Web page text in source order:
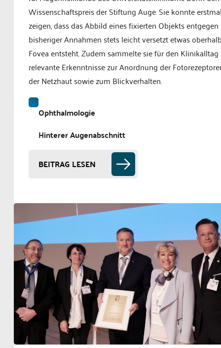
Wissenschaftspreis der Stiftung Auge. Sie konnte
zeigen, dass das Abbild eines fixierten Objekts entgegen
bisheriger Annahmen stets leicht versetzt etwas
Fovea entsteht. Zudem sammelte sie für den Klinikalltag
relevante Erkenntnisse zur Anordnung der
der Netzhaut sowie zum Blickverhalten.
Ophthalmologie
Hinterer Augenabschnitt
BEITRAG LESEN